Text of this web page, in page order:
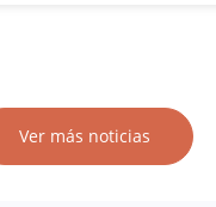
Ver más noticias